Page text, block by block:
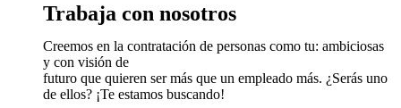
Trabaja con nosotros
Creemos en la contratación de personas como tu: ambiciosas
y con visión de
futuro que quieren ser más que un empleado más. ¿Serás uno
de ellos? ¡Te estamos buscando!